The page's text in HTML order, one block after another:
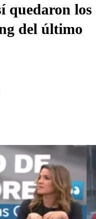
quedaron los
del último